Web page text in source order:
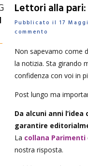
Lettori alla
Pubblicato il 17
commento
Non sapevamo come
la notizia. Sta girando
confidenza con voi in
Post lungo ma
Da alcuni anni
garantire
La collana Parimenti
nostra risposta.